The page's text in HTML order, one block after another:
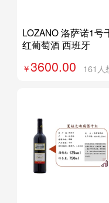
LOZANO 洛萨诺1号
红葡萄酒 西班牙
3600.00 161人